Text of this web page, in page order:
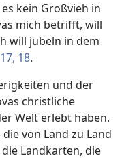
kein Großvieh in
mich betrifft, will
will jubeln in dem
18.
und der
christliche
Welt erlebt haben.
von Land zu Land
Landkarten, die